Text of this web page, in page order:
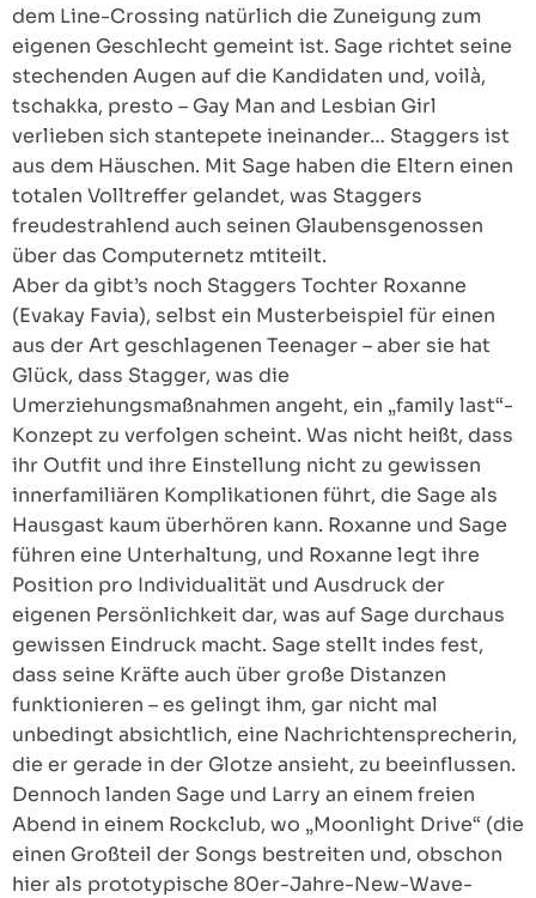
dem Line-Crossing natürlich die Zuneigung zum
eigenen Geschlecht gemeint ist. Sage richtet seine
stechenden Augen auf die Kandidaten und, voilà,
tschakka, presto – Gay Man and Lesbian Girl
verlieben sich stantepete ineinander… Staggers ist
aus dem Häuschen. Mit Sage haben die Eltern einen
totalen Volltreffer gelandet, was Staggers
freudestrahlend auch seinen Glaubensgenossen
über das Computernetz mtiteilt.
Aber da gibt’s noch Staggers Tochter Roxanne
(Evakay Favia), selbst ein Musterbeispiel für einen
aus der Art geschlagenen Teenager – aber sie hat
Glück, dass Stagger, was die
Umerziehungsmaßnahmen angeht, ein „family last“-
Konzept zu verfolgen scheint. Was nicht heißt, dass
ihr Outfit und ihre Einstellung nicht zu gewissen
innerfamiliären Komplikationen führt, die Sage als
Hausgast kaum überhören kann. Roxanne und Sage
führen eine Unterhaltung, und Roxanne legt ihre
Position pro Individualität und Ausdruck der
eigenen Persönlichkeit dar, was auf Sage durchaus
gewissen Eindruck macht. Sage stellt indes fest,
dass seine Kräfte auch über große Distanzen
funktionieren – es gelingt ihm, gar nicht mal
unbedingt absichtlich, eine Nachrichtensprecherin,
die er gerade in der Glotze ansieht, zu beeinflussen.
Dennoch landen Sage und Larry an einem freien
Abend in einem Rockclub, wo „Moonlight Drive“ (die
einen Großteil der Songs bestreiten und, obschon
hier als prototypische 80er-Jahre-New-Wave-